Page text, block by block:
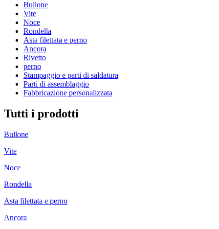
Bullone
Vite
Noce
Rondella
Asta filettata e perno
Ancora
Rivetto
perno
Stampaggio e parti di saldatura
Parti di assemblaggio
Fabbricazione personalizzata
Tutti i prodotti
Bullone
Vite
Noce
Rondella
Asta filettata e perno
Ancora